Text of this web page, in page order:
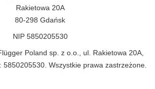
Rakietowa 20A
80-298 Gdańsk
NIP 5850205530
Poland sp. z o.o., ul. Rakietowa 20A,
5850205530. Wszystkie prawa zastrzeżone.